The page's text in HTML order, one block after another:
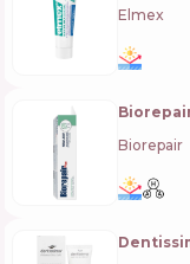
Elmex
Biorepair